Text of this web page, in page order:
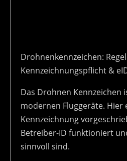
Drohnenkennzeichen:
Kennzeichnungspflicht &
Das Drohnen Kennzeichen
modernen Fluggeräte.
Kennzeichnung
Betreiber-ID funktioniert
sinnvoll sind.